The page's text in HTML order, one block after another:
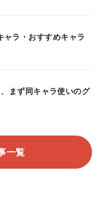
ラ・おすすめキャラ
まず同キャラ使いのグ
一覧